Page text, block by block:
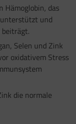
Hämoglobin, das
und
Selen und Zink
oxidativem Stress
die normale